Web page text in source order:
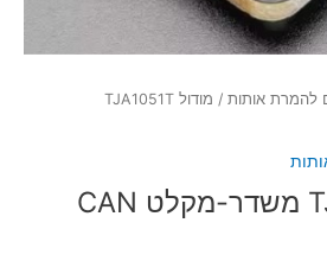
להמרת אותות
/ מודול TJA1051T